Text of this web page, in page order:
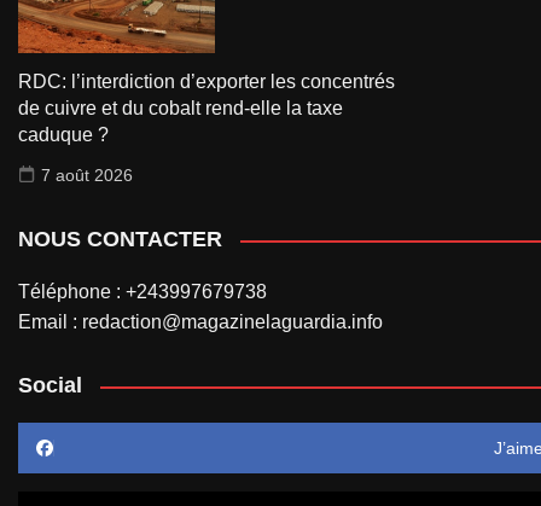
RDC: l’interdiction d’exporter les concentrés
de cuivre et du cobalt rend-elle la taxe
caduque ?
7 août 2026
NOUS CONTACTER
Téléphone : +243997679738
Email : redaction@magazinelaguardia.info
Social